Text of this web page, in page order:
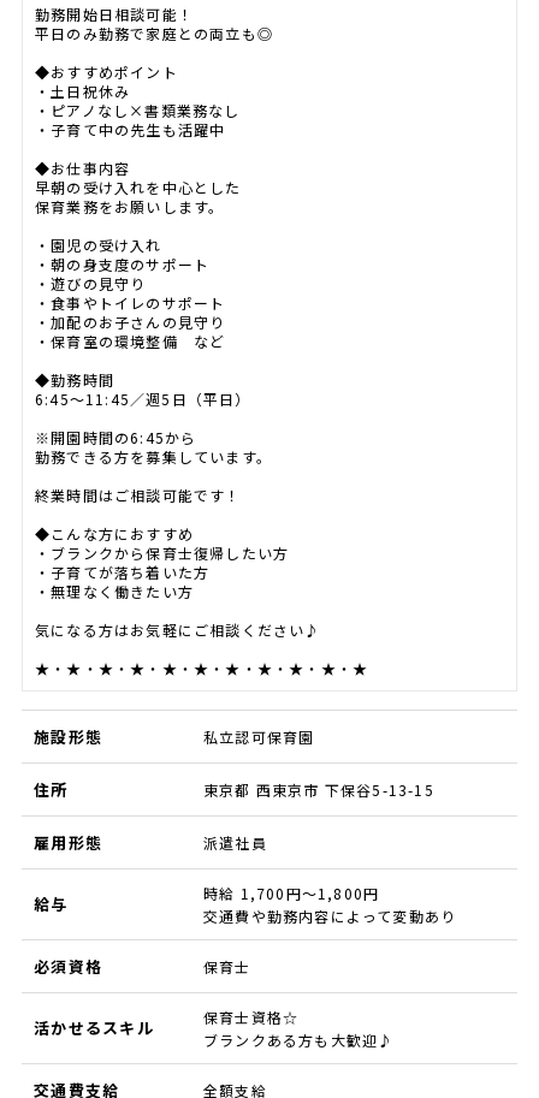
勤務開始日相談可能！
平日のみ勤務で家庭との両立も◎
◆おすすめポイント
・土日祝休み
・ピアノなし×書類業務なし
・子育て中の先生も活躍中
◆お仕事内容
早朝の受け入れを中心とした
保育業務をお願いします。
・園児の受け入れ
・朝の身支度のサポート
・遊びの見守り
・食事やトイレのサポート
・加配のお子さんの見守り
・保育室の環境整備 など
◆勤務時間
6:45～11:45／週5日（平日）
※開園時間の6:45から
勤務できる方を募集しています。
終業時間はご相談可能です！
◆こんな方におすすめ
・ブランクから保育士復帰したい方
・子育てが落ち着いた方
・無理なく働きたい方
気になる方はお気軽にご相談ください♪
★・★・★・★・★・★・★・★・★・★・★
施設形態 私立認可保育園
住所 東京都 西東京市 下保谷5-13-15
雇用形態 派遣社員
給与
時給 1,700円～1,800円
交通費や勤務内容によって変動あり
必須資格 保育士
活かせるスキル
保育士資格☆
ブランクある方も大歓迎♪
交通費支給 全額支給